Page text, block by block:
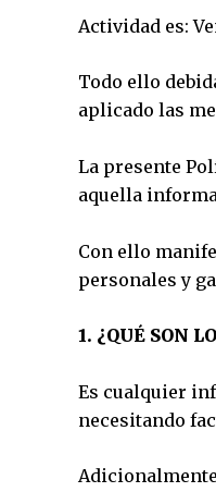
Actividad es:
Todo ello
aplicado las
La presente
aquella
Con ello
personales y
1. ¿QUÉ SON
Es cualquier
necesitando